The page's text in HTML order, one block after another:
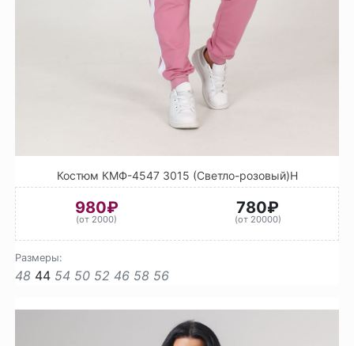
Костюм КМФ-4547 3015 (Светло-розовый)Н
980₽
(от 2000)
780₽
(от 20000)
Размеры:
48 44 54 50 52 46 58 56